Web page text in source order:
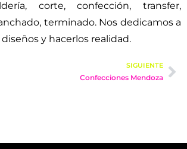
corte, confección, transfer,
terminado. Nos dedicamos a
y hacerlos realidad.
SIGUIENTE
Confecciones Mendoza